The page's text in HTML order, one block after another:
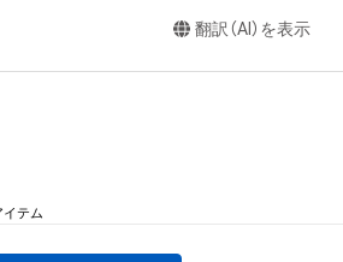
翻訳（AI）を表示
イテム